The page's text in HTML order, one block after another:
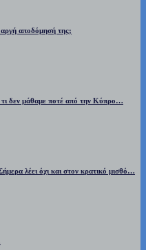
αργή αποδόμησή της;
τι δεν μάθαμε ποτέ από την Κύπρο…
λέει όχι και στον κρατικό μισθό…